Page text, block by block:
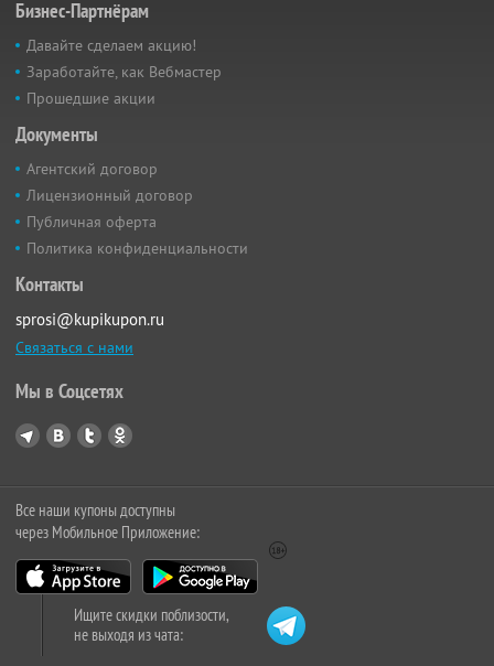
Бизнес-Партнёрам
Давайте сделаем акцию!
Заработайте, как Вебмастер
Прошедшие акции
Документы
Агентский договор
Лицензионный договор
Публичная оферта
Политика конфиденциальности
Контакты
sprosi@kupikupon.ru
Связаться с нами
Мы в Соцсетях
Все наши купоны доступны
через Мобильное Приложение:
Ищите скидки поблизости,
не выходя из чата: